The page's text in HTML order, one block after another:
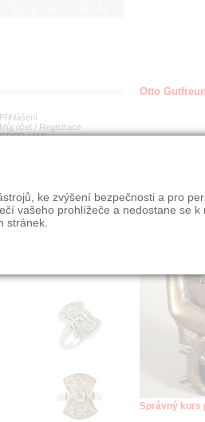
Přihlášení
Můj účet / Registrace
GDPR/AML
Otto
Správný kurs
ke zvýšení bezpečnosti a pro
vašeho prohlížeče a nedostane se k
stránek.